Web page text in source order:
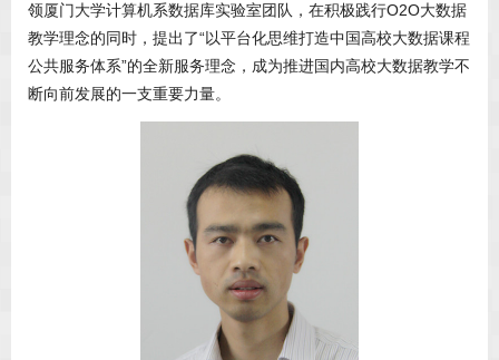
领厦门大学计算机系数据库实验室团队，在积极践行O2O大数据
教学理念的同时，提出了“以平台化思维打造中国高校大数据课程
公共服务体系”的全新服务理念，成为推进国内高校大数据教学不
断向前发展的一支重要力量。